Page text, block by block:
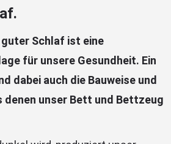
Schlaf ist eine
für unsere Gesundheit. Ein
dabei auch die Bauweise und
denen unser Bett und Bettzeug